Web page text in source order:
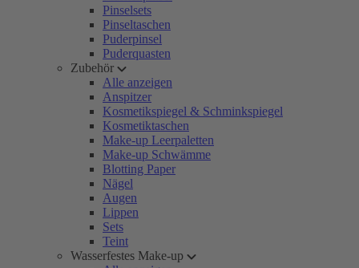
Pinselsets
Pinseltaschen
Puderpinsel
Puderquasten
Zubehör
Alle anzeigen
Anspitzer
Kosmetikspiegel & Schminkspiegel
Kosmetiktaschen
Make-up Leerpaletten
Make-up Schwämme
Blotting Paper
Nägel
Augen
Lippen
Sets
Teint
Wasserfestes Make-up